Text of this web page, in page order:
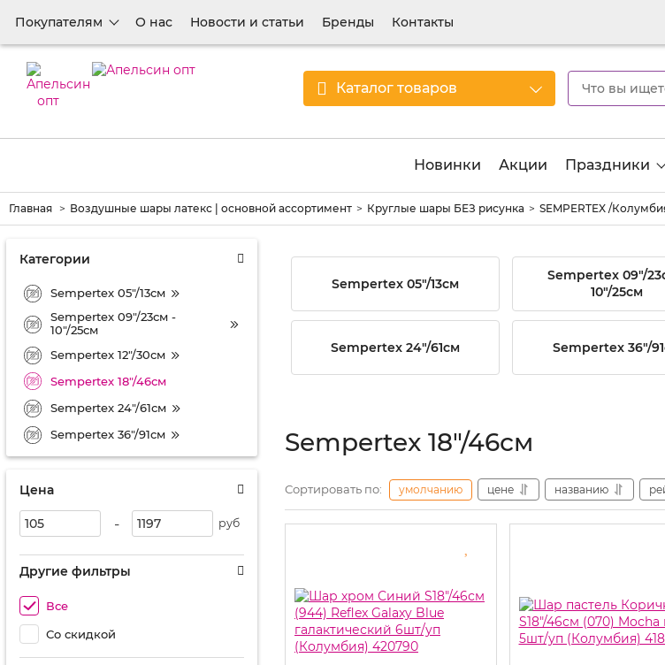
Покупателям О нас Новости и статьи Бренды Контакты
Каталог товаров
Новинки Акции Праздники
Главная Воздушные шары латекс | основной ассортимент Круглые шары БЕЗ рисунка SEMPERTEX /
Категории
Sempertex 05"/13см
Sempertex 09"/23см -
10"/25см
Sempertex 12"/30см
Sempertex 18"/46см
Sempertex 24"/61см
Sempertex 36"/91см
Цена
- руб
Другие фильтры
Все
Со скидкой
Sempertex 05"/13см
Sempertex 09"/
10"/25см
Sempertex 24"/61см Sempertex 36"/
Sempertex 18"/46см
Сортировать по: умолчанию цене названию